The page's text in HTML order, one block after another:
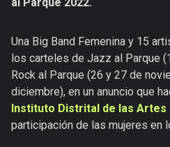
Una Big Band Femenina y 15
los carteles de Jazz al Parque
Rock al Parque (26 y 27 de
diciembre), en un anuncio que
Instituto Distrital de las Artes
participación de las mujeres en